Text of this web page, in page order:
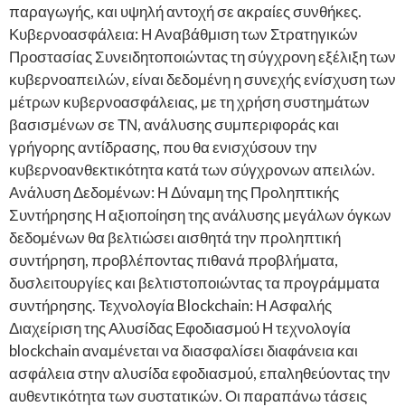
παραγωγής, και υψηλή αντοχή σε ακραίες συνθήκες.
Κυβερνοασφάλεια: Η Αναβάθμιση των Στρατηγικών
Προστασίας Συνειδητοποιώντας τη σύγχρονη εξέλιξη των
κυβερνοαπειλών, είναι δεδομένη η συνεχής ενίσχυση των
μέτρων κυβερνοασφάλειας, με τη χρήση συστημάτων
βασισμένων σε ΤΝ, ανάλυσης συμπεριφοράς και
γρήγορης αντίδρασης, που θα ενισχύσουν την
κυβερνοανθεκτικότητα κατά των σύγχρονων απειλών.
Ανάλυση Δεδομένων: Η Δύναμη της Προληπτικής
Συντήρησης Η αξιοποίηση της ανάλυσης μεγάλων όγκων
δεδομένων θα βελτιώσει αισθητά την προληπτική
συντήρηση, προβλέποντας πιθανά προβλήματα,
δυσλειτουργίες και βελτιστοποιώντας τα προγράμματα
συντήρησης. Τεχνολογία Blockchain: Η Ασφαλής
Διαχείριση της Αλυσίδας Εφοδιασμού Η τεχνολογία
blockchain αναμένεται να διασφαλίσει διαφάνεια και
ασφάλεια στην αλυσίδα εφοδιασμού, επαληθεύοντας την
αυθεντικότητα των συστατικών. Οι παραπάνω τάσεις